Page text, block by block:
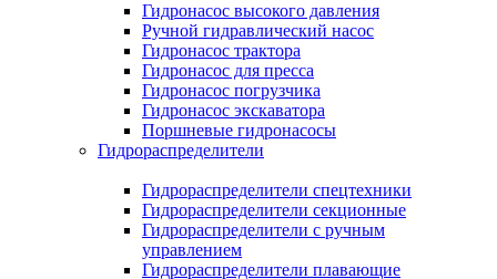
Гидронасос высокого давления
Ручной гидравлический насос
Гидронасос трактора
Гидронасос для пресса
Гидронасос погрузчика
Гидронасос экскаватора
Поршневые гидронасосы
Гидрораспределители
Гидрораспределители спецтехники
Гидрораспределители секционные
Гидрораспределители с ручным
управлением
Гидрораспределители плавающие